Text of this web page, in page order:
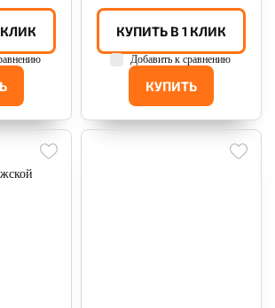
КЛИК
КУПИТЬ
КУПИТЬ В 1 КЛИК
Добавить к сравнению